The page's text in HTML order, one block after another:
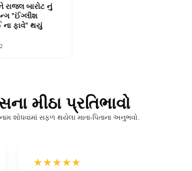
બારોટ નું
"ઈંગ્લીશ
ના ફાવે" થયું
મીઠા પ્રતિભાવો
શોધવામાં સફળ થયેલા માતા-પિતાના અનુભવો.
★★★★★